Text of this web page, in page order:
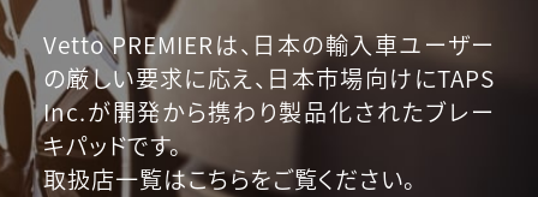
Vetto PREMIERは、日本の輸入車ユーザー
の厳しい要求に応え、日本市場向けにTAPS
Inc.が開発から携わり製品化されたブレー
キパッドです。
取扱店一覧はこちらをご覧ください。